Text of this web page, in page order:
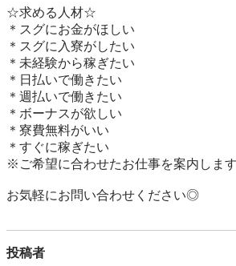
☆求める人材☆
＊スグにお金がほしい
＊スグに入寮がしたい
＊未経験から稼ぎたい
＊日払いで働きたい
＊週払いで働きたい
＊ボーナスが欲しい
＊寮費無料がいい
＊すぐに稼ぎたい
※ご希望に合わせたお仕事を案内します
お気軽にお問い合わせください◎
投稿者